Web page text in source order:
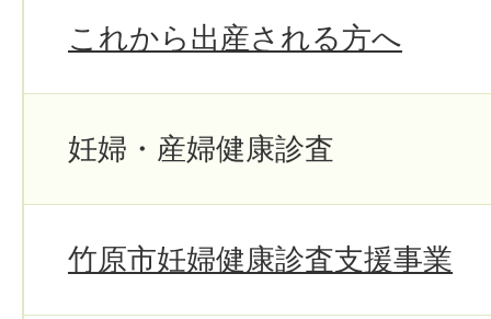
これから出産される方へ
妊婦・産婦健康診査
竹原市妊婦健康診査支援事業